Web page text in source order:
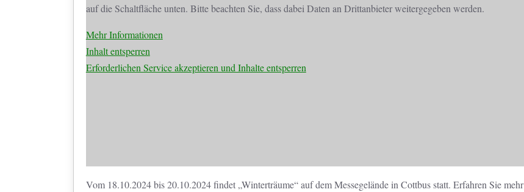
auf die Schaltfläche unten. Bitte beachten Sie, dass dabei Daten an Drittanbieter weitergegeben werden.
Mehr Informationen
Inhalt entsperren
Erforderlichen Service akzeptieren und Inhalte entsperren
Vom 18.10.2024 bis 20.10.2024 findet „Winterträume“ auf dem Messegelände in Cottbus statt. Erfahren Sie mehr